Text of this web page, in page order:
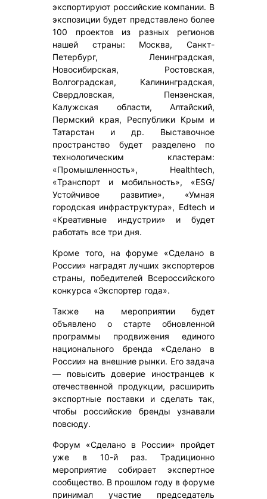
экспортируют российские компании. В
экспозиции будет представлено более
100 проектов из разных регионов
нашей страны: Москва, Санкт-
Петербург, Ленинградская,
Новосибирская, Ростовская,
Волгоградская, Калининградская,
Свердловская, Пензенская,
Калужская области, Алтайский,
Пермский края, Республики Крым и
Татарстан и др. Выставочное
пространство будет разделено по
технологическим кластерам:
«Промышленность», Healthtech,
«Транспорт и мобильность», «ESG/
Устойчивое развитие», «Умная
городская инфраструктура», Edtech и
«Креативные индустрии» и будет
работать все три дня.
Кроме того, на форуме «Сделано в
России» наградят лучших экспортеров
страны, победителей Всероссийского
конкурса «Экспортер года».
Также на мероприятии будет
объявлено о старте обновленной
программы продвижения единого
национального бренда «Сделано в
России» на внешние рынки. Его задача
— повысить доверие иностранцев к
отечественной продукции, расширить
экспортные поставки и сделать так,
чтобы российские бренды узнавали
повсюду.
Форум «Сделано в России» пройдет
уже в 10-й раз. Традиционно
мероприятие собирает экспертное
сообщество. В прошлом году в форуме
принимал участие председатель